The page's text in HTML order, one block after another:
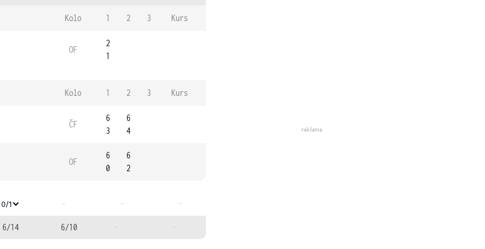
Kolo 1 2 3 Kurs
OF
2
1
Kolo 1 2 3 Kurs
ČF
6
3
6
4
OF
6
0
6
2
0/1 - - -
6/14 6/10 - -